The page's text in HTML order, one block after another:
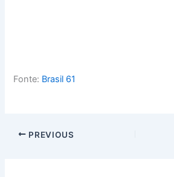
Fonte: Brasil 61
PREVIOUS